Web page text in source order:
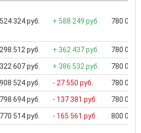
324 руб. + 588 249 руб. 780 000
512 руб. + 362 437 руб. 780 000
607 руб. + 386 532 руб. 780 000
524 руб. - 27 550 руб. 780 000
694 руб. - 137 381 руб. 780 000
514 руб. - 165 561 руб. 800 000